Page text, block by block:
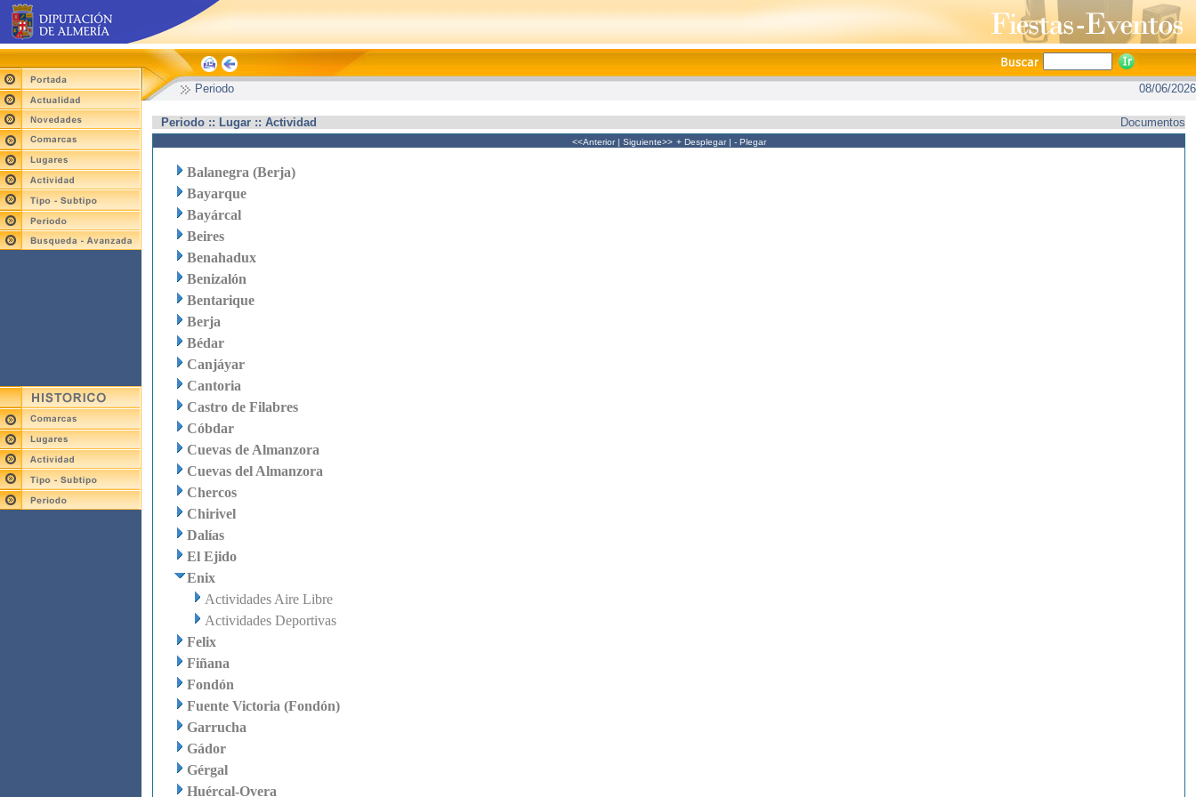
Periodo 08/06/2026
Periodo :: Lugar :: Actividad Documentos
<<Anterior| Siguiente>> + Desplegar| - Plegar
Balanegra (Berja)
Bayarque
Bayárcal
Beires
Benahadux
Benizalón
Bentarique
Berja
Bédar
Canjáyar
Cantoria
Castro de Filabres
Cóbdar
Cuevas de Almanzora
Cuevas del Almanzora
Chercos
Chirivel
Dalías
El Ejido
Enix
Actividades Aire Libre
Actividades Deportivas
Felix
Fiñana
Fondón
Fuente Victoria (Fondón)
Garrucha
Gádor
Gérgal
Huércal-Overa